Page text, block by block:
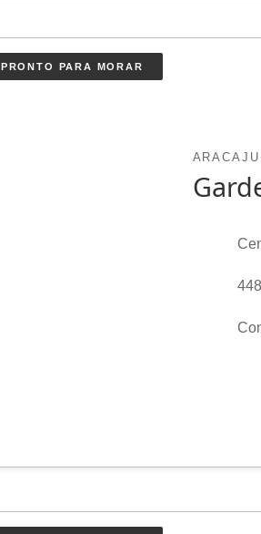
PRONTO PARA MORAR